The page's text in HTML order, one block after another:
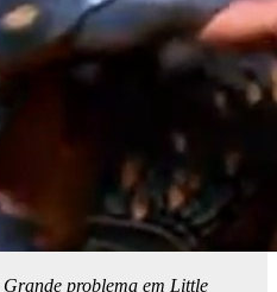
Grande problema em Little